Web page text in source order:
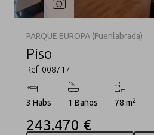
PARQUE EUROPA (Fuenlabrada)
Piso
Ref. 008717
3 Habs 1 Baños 78 m2
243.470 €